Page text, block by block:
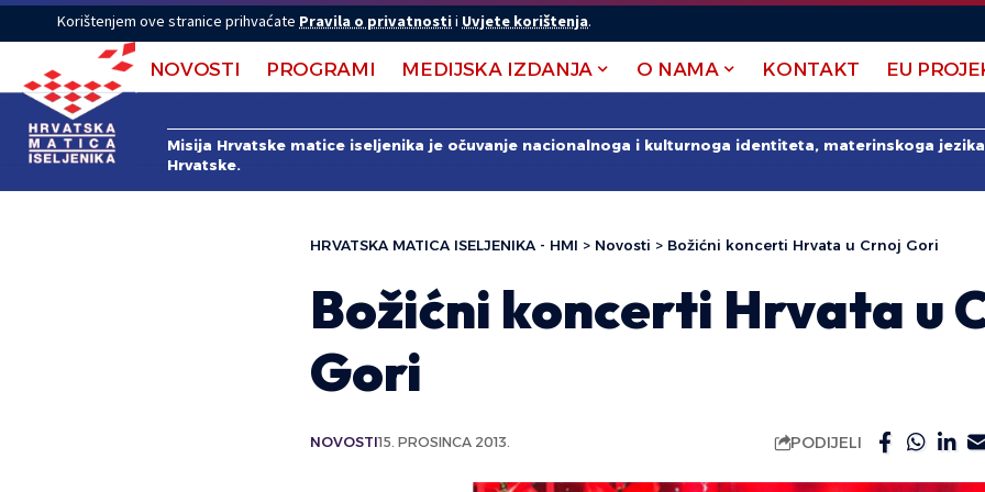
Korištenjem ove stranice prihvaćate Pravila o privatnostii Uvjete korištenja.
NOVOSTI PROGRAMI MEDIJSKA IZDANJA O NAMA KONTAKT EU
Misija Hrvatske matice iseljenika je očuvanje nacionalnoga i kulturnoga identiteta, materinskoga
Hrvatske.
HRVATSKA MATICA ISELJENIKA - HMI > Novosti > Božićni koncerti Hrvata u Crnoj Gori
Božićni koncerti Hrvata u
Gori
NOVOSTI15. PROSINCA 2013. PODIJELI